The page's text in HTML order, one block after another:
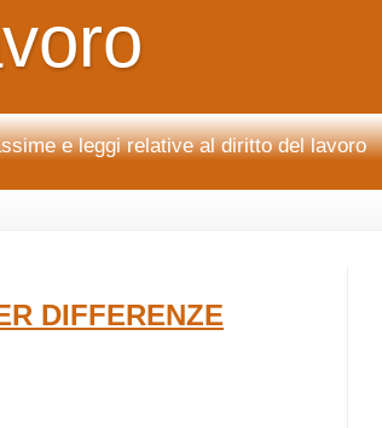
e leggi relative al diritto del lavoro
DIFFERENZE